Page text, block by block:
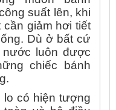
suất lên, khi
giảm hơi tiết
Dù ở bất cứ
luôn được
chiếc bánh
lo có hiện tượng